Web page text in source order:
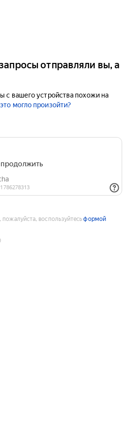
отправляли вы, а
с вашего устройства похожи на
могло произойти?
воспользуйтесьформой